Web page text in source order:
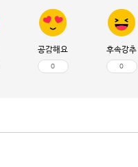
공감해요
0
후속강추
0